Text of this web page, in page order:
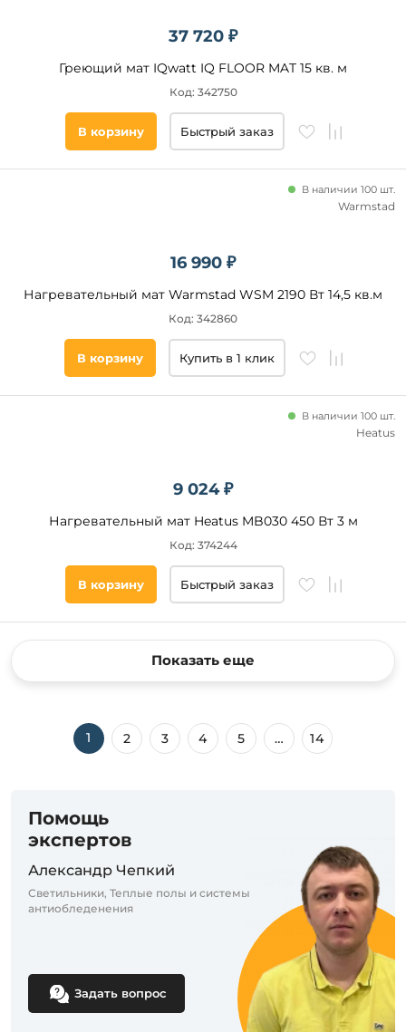
37 720 ₽
Греющий мат IQwatt IQ FLOOR MAT 15 кв. м
Код: 342750
В корзину Быстрый заказ
16 990 ₽
Нагревательный мат Warmstad WSM 2190 Вт 14,5 кв.м
В наличии 100 шт.
Код: 342860
Warmstad
В корзину Купить в 1 клик
9 024 ₽
Нагревательный мат Heatus MB030 450 Вт 3 м
В наличии 100 шт.
Код: 374244
Heatus
В корзину Быстрый заказ
Показать еще
1 2 3 4 5 … 14
Помощь
экспертов
Александр Чепкий
Светильники, Теплые полы и системы
антиобледенения
Задать вопрос